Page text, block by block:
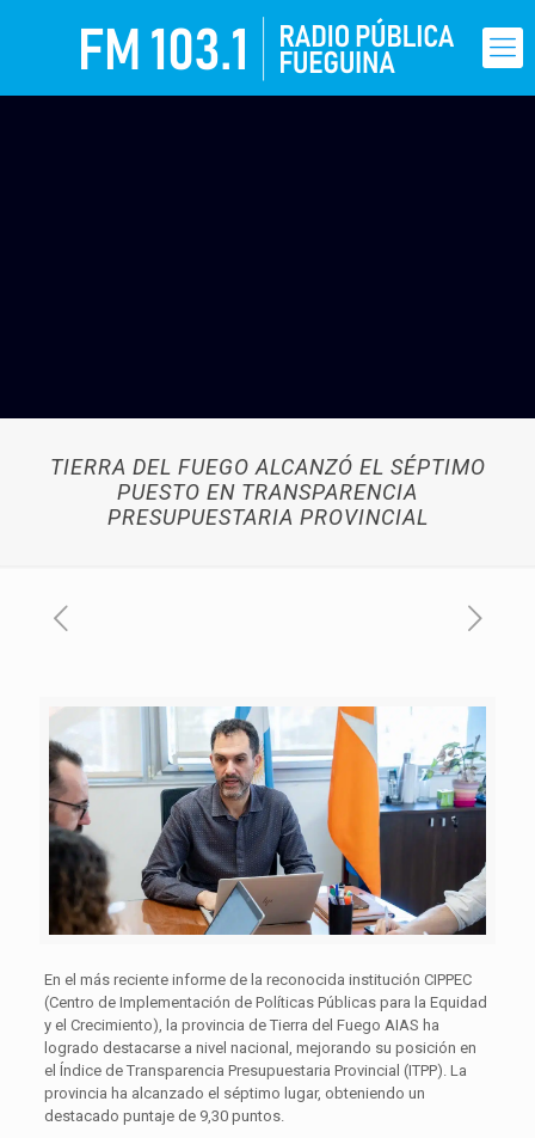
TIERRA DEL FUEGO ALCANZÓ EL SÉPTIMO
PUESTO EN TRANSPARENCIA
PRESUPUESTARIA PROVINCIAL
En el más reciente informe de la reconocida institución CIPPEC
(Centro de Implementación de Políticas Públicas para la Equidad
y el Crecimiento), la provincia de Tierra del Fuego AIAS ha
logrado destacarse a nivel nacional, mejorando su posición en
el Índice de Transparencia Presupuestaria Provincial (ITPP). La
provincia ha alcanzado el séptimo lugar, obteniendo un
destacado puntaje de 9,30 puntos.